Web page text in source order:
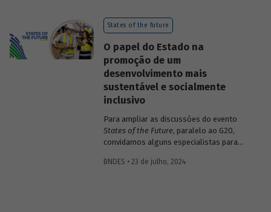
States of the future
O papel do Estado na
promoção de um
desenvolvimento mais
sustentável e socialmente
inclusivo
Para ampliar as discussões do evento
States of the Future, paralelo ao G20,
convidamos alguns especialistas para
desafios dos Estados na promoção de um
BNDES • 23 de julho, 2024